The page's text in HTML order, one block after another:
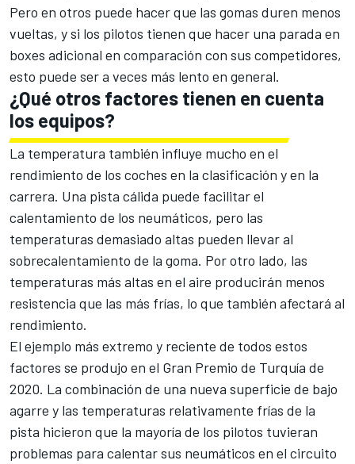
Pero en otros puede hacer que las gomas duren menos
vueltas, y si los pilotos tienen que hacer una parada en
boxes adicional en comparación con sus competidores,
esto puede ser a veces más lento en general.
¿Qué otros factores tienen en cuenta
los equipos?
La temperatura también influye mucho en el
rendimiento de los coches en la clasificación y en la
carrera. Una pista cálida puede facilitar el
calentamiento de los neumáticos, pero las
temperaturas demasiado altas pueden llevar al
sobrecalentamiento de la goma. Por otro lado, las
temperaturas más altas en el aire producirán menos
resistencia que las más frías, lo que también afectará al
rendimiento.
El ejemplo más extremo y reciente de todos estos
factores se produjo en el Gran Premio de Turquía de
2020. La combinación de una nueva superficie de bajo
agarre y las temperaturas relativamente frías de la
pista hicieron que la mayoría de los pilotos tuvieran
problemas para calentar sus neumáticos en el circuito